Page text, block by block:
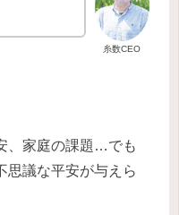
糸数CEO
、家庭の課題…でも
思議な平安が与えら